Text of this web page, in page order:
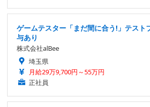
ゲームテスター「まだ間に合う!」テスト
与あり
株式会社alBee
埼玉県
月給29万9,700円～55万円
正社員